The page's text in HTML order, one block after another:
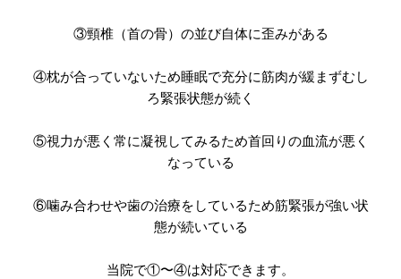
③頸椎（首の骨）の並び自体に歪みがある
④枕が合っていないため睡眠で充分に筋肉が緩まずむし
ろ緊張状態が続く
⑤視力が悪く常に凝視してみるため首回りの血流が悪く
なっている
⑥噛み合わせや歯の治療をしているため筋緊張が強い状
態が続いている
当院で①〜④は対応できます。